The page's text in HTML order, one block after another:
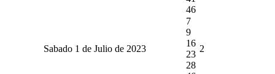
46
Sabado 1 de Julio de 2023
7
9
16
23
28
2